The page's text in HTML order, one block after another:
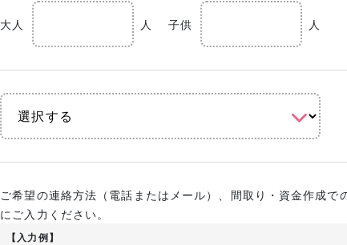
大人 人 子供 人
ご希望の連絡方法（電話またはメール）、間取り・資金作成で
にご入力ください。
【入力例】